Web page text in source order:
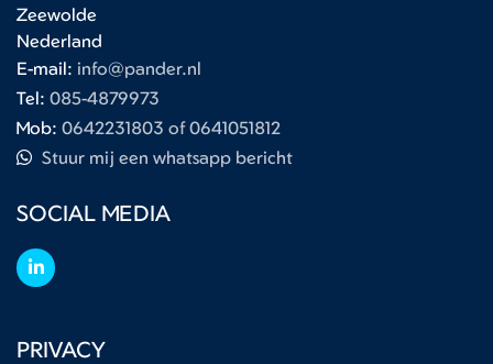
Zeewolde
Nederland
E-mail: info@pander.nl
Tel: 085-4879973
Mob: 0642231803 of 0641051812
Stuur mij een whatsapp bericht
SOCIAL MEDIA
PRIVACY